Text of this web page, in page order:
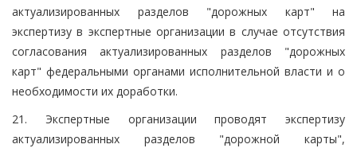
актуализированных разделов "дорожных карт" на
экспертизу в экспертные организации в случае отсутствия
согласования актуализированных разделов "дорожных
карт" федеральными органами исполнительной власти и о
необходимости их доработки.
21. Экспертные организации проводят экспертизу
актуализированных разделов "дорожной карты",